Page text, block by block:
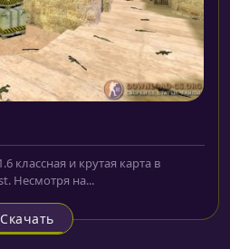
классная и крутая карта в
Несмотря на...
Скачать